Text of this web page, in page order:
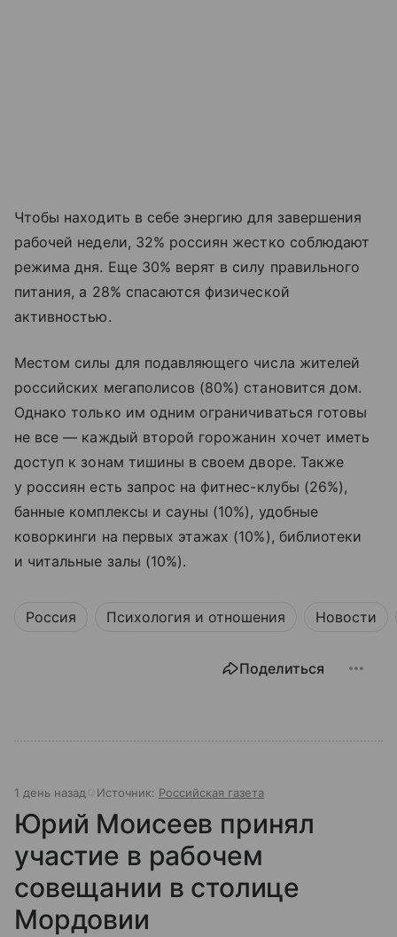
Чтобы находить в себе энергию для завершения
рабочей недели, 32% россиян жестко соблюдают
режима дня. Еще 30% верят в силу правильного
питания, а 28% спасаются физической
активностью.
Местом силы для подавляющего числа жителей
российских мегаполисов (80%) становится дом.
Однако только им одним ограничиваться готовы
не все — каждый второй горожанин хочет иметь
доступ к зонам тишины в своем дворе. Также
у россиян есть запрос на фитнес-клубы (26%),
банные комплексы и сауны (10%), удобные
коворкинги на первых этажах (10%), библиотеки
и читальные залы (10%).
Россия Психология и отношения Новости
Поделиться
1 день назад Источник: Российская газета
Юрий Моисеев принял
участие в рабочем
совещании в столице
Мордовии